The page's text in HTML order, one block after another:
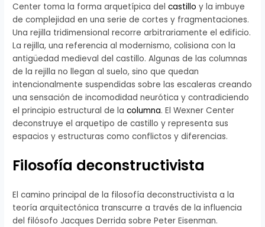
Center toma la forma arquetípica delcastillo y la imbuye
de complejidad en una serie de cortes y fragmentaciones.
Una rejilla tridimensional recorre arbitrariamente el edificio.
La rejilla, una referencia al modernismo, colisiona con la
antigüedad medieval del castillo. Algunas de las columnas
de la rejilla no llegan al suelo, sino que quedan
intencionalmente suspendidas sobre las escaleras creando
una sensación de incomodidad neurótica y contradiciendo
el principio estructural de lacolumna. El Wexner Center
deconstruye el arquetipo de castillo y representa sus
espacios y estructuras como conflictos y diferencias.
Filosofía deconstructivista
El camino principal de la filosofía deconstructivista a la
teoría arquitectónica transcurre a través de la influencia
del filósofo Jacques Derrida sobre Peter Eisenman.